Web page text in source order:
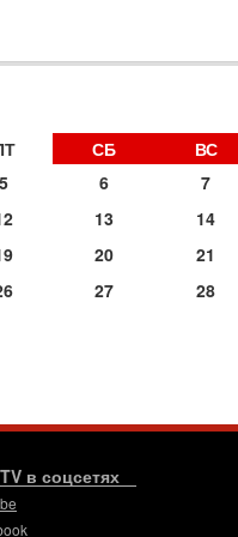
СБ
ВС
5 6
7
13
14
20
21
27
28
в соцсетях